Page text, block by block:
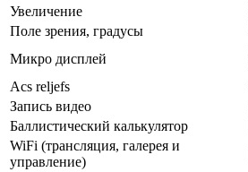
Увеличение
Поле зрения, градусы
Микро дисплей
Acs reljefs
Запись видео
Баллистический калькулятор
WiFi (трансляция, галерея и
управление)